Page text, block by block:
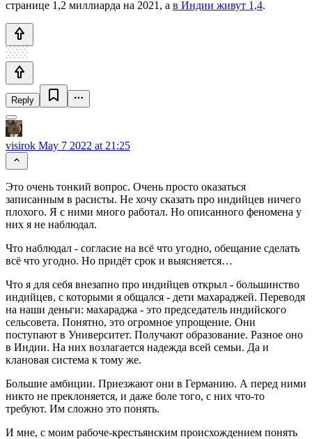
странице 1,2 миллиарда на 2021, а в Индии живут 1,4.
Reply
visirok May 7 2022 at 21:25
Это очень тонкий вопрос. Очень просто оказаться
записанным в расисты. Не хочу сказать про индийцев ничего
плохого. Я с ними много работал. Но описанного феномена у
них я не наблюдал.
Что наблюдал - согласие на всё что угодно, обещание сделать
всё что угодно. Но придёт срок и выясняется…
Что я для себя внезапно про индийцев открыл - большинство
индийцев, с которыми я общался - дети махараджей. Переводя
на наши деньги: махараджа - это председатель индийского
сельсовета. Понятно, это огромное упрощение. Они
поступают в Университет. Получают образование. Разное оно
в Индии. На них возлагается надежда всей семьи. Да и
клановая система к тому же.
Большие амбиции. Приезжают они в Германию. А перед ними
никто не преклоняется, и даже боле того, с них что-то
требуют. Им сложно это понять.
И мне, с моим рабоче-крестьянским происхождением понять